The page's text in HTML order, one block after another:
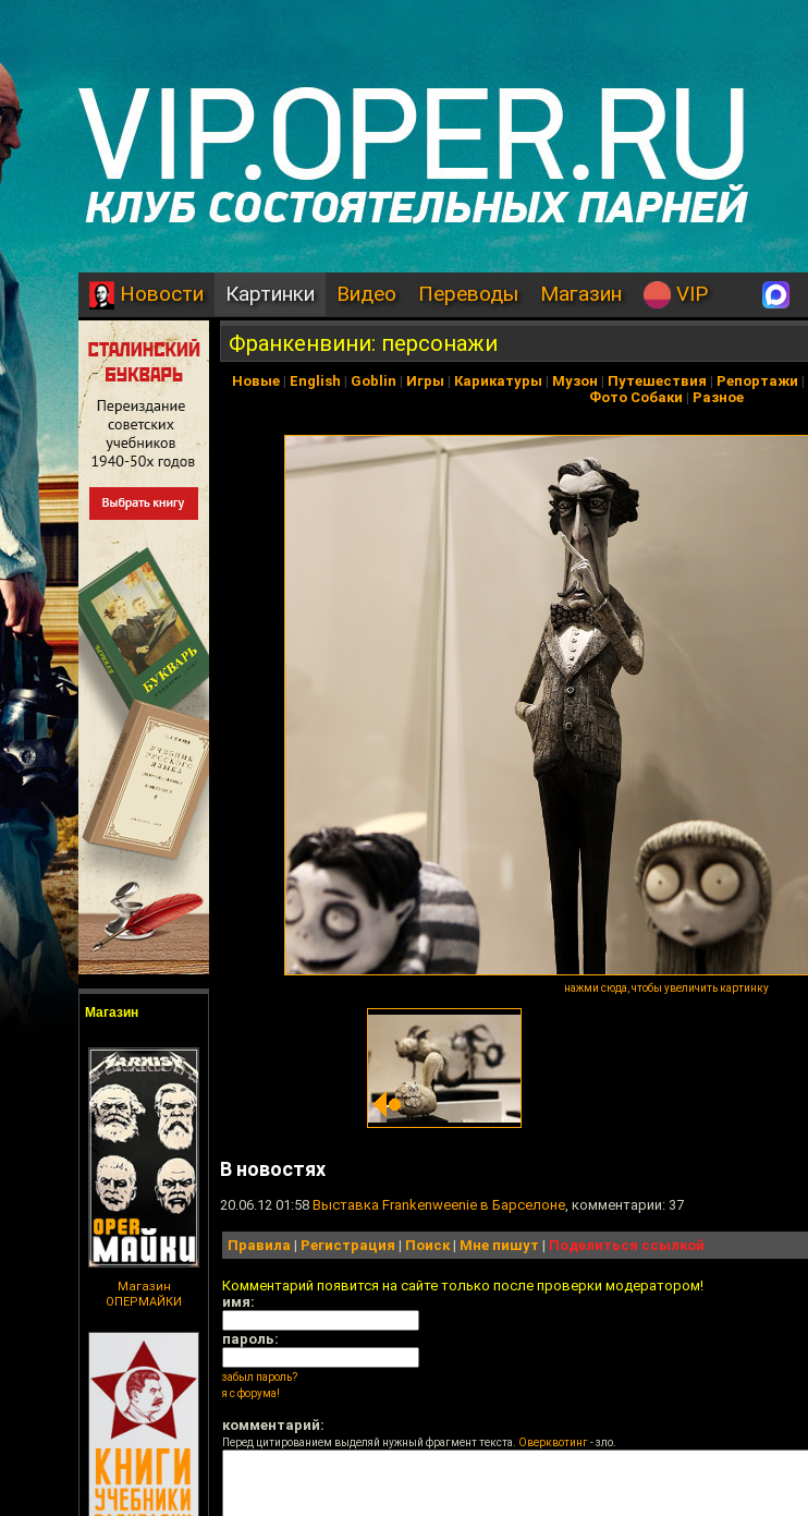
Новости Картинки Видео Переводы Магазин VIP
Магазин
Магазин
ОПЕРМАЙКИ
Франкенвини: персонажи
Новые| English | Goblin | Игры | Карикатуры | Музон | Путешествия | Репортажи |
Фото Собаки | Разное
нажми сюда, чтобы увеличить картинку
В новостях
20.06.12 01:58 Выставка Frankenweenie в Барселоне, комментарии: 37
Правила | Регистрация | Поиск| Мне пишут | Поделиться ссылкой
Комментарий появится на сайте только после проверки модератором!
имя:
пароль:
забыл пароль?
я с форума!
комментарий:
Перед цитированием выделяй нужный фрагмент текста. Оверквотинг- зло.